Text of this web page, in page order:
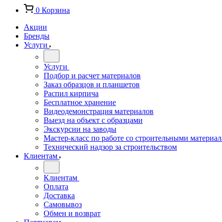
0 Корзина
Акции
Бренды
Услуги
Услуги
Подбор и расчет материалов
Заказ образцов и планшетов
Распил кирпича
Бесплатное хранение
Видеодемонстрация материалов
Выезд на объект с образцами
Экскурсии на заводы
Мастер-класс по работе со строительными
Технический надзор за строительством
Клиентам
Клиентам
Оплата
Доставка
Самовывоз
Обмен и возврат